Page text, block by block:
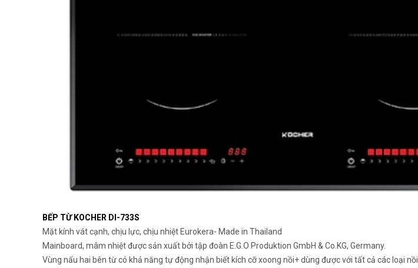
BẾP TỪ KOCHER DI-733S
Mặt kính vát cạnh, chịu lực, chịu nhiệt Eurokera- Made in Thailand
Mainboard, mâm nhiệt được sản xuất bởi tập đoàn E.G.O Produktion GmbH & Co.KG, Germany.
Vùng nấu hai bên từ có khả năng tự động nhận biết kích cỡ xoong nồi+ dùng được với tất cả các loại nồi.